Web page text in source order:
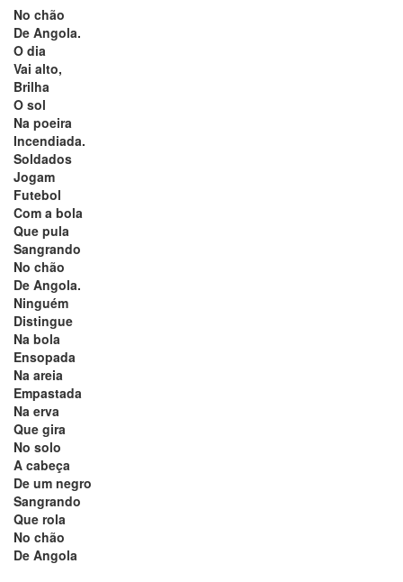
No chão
De Angola.
O dia
Vai alto,
Brilha
O sol
Na poeira
Incendiada.
Soldados
Jogam
Futebol
Com a bola
Que pula
Sangrando
No chão
De Angola.
Ninguém
Distingue
Na bola
Ensopada
Na areia
Empastada
Na erva
Que gira
No solo
A cabeça
De um negro
Sangrando
Que rola
No chão
De Angola